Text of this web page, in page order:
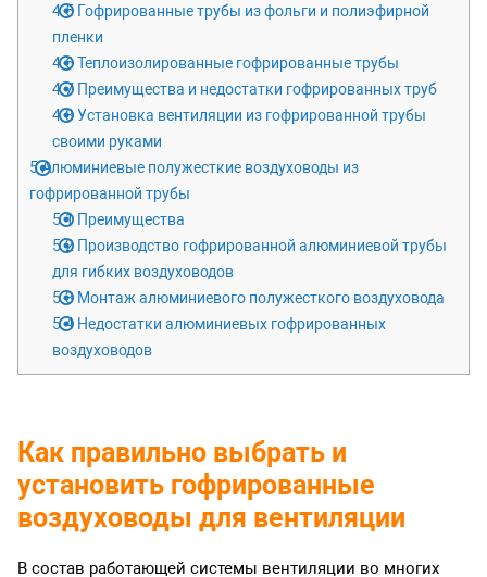
4.5 Гофрированные трубы из фольги и полиэфирной
пленки
4.6Теплоизолированные гофрированные трубы
4.7 Преимущества и недостатки гофрированных труб
4.8Установка вентиляции из гофрированной трубы
своими руками
5Алюминиевые полужесткие воздуховоды из
гофрированной трубы
5.1 Преимущества
5.2 Производство гофрированной алюминиевой трубы
для гибких воздуховодов
5.3 Монтаж алюминиевого полужесткого воздуховода
5.4 Недостатки алюминиевых гофрированных
воздуховодов
Как правильно выбрать и
установить гофрированные
воздуховоды для вентиляции
В состав работающей системы вентиляции во многих